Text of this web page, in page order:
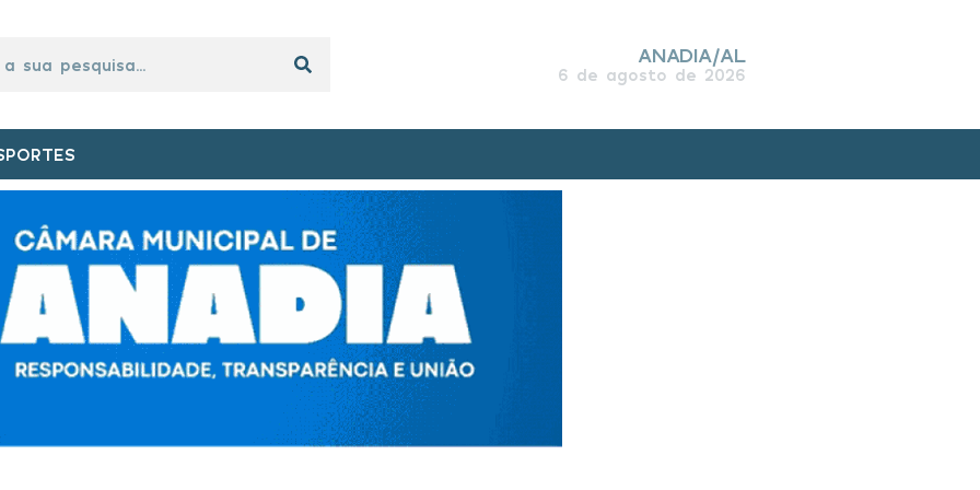
ANADIA/AL
6 de agosto de 2026